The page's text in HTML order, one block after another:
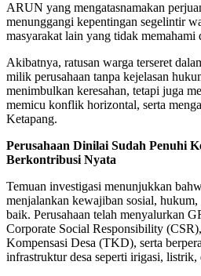
ARUN yang mengatasnamakan
menunggangi kepentingan segelintir
masyarakat lain yang tidak memahami
Akibatnya, ratusan warga terseret
milik perusahaan tanpa kejelasan
menimbulkan keresahan, tetapi juga
memicu konflik horizontal, serta
Ketapang.
Perusahaan Dinilai Sudah Penuhi
Berkontribusi Nyata
Temuan investigasi menunjukkan
menjalankan kewajiban sosial,
baik. Perusahaan telah menyalurkan
Corporate Social Responsibility
Kompensasi Desa (TKD), serta
infrastruktur desa seperti irigasi, listrik,